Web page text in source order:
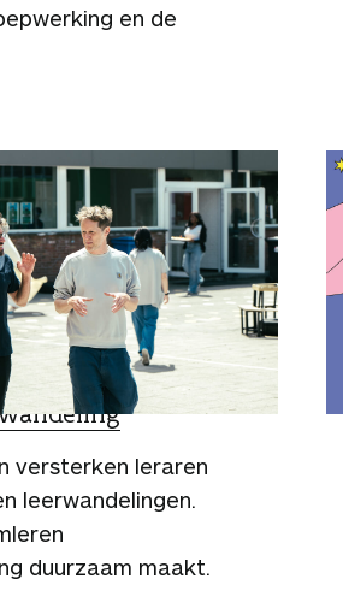
en de
versterken leraren
leerwandelingen.
duurzaam maakt.